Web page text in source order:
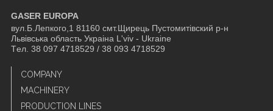
GASER EUROPA
вул.Б.Лепкого,1 81160 смт.Щирець Пустомитівский р-н
Львівська область Украіна L'viv - Ukraine
Tел. 38 097 4718529 / 38 093 4718529
COMPANY
MACHINERY
PRODUCTION LINES